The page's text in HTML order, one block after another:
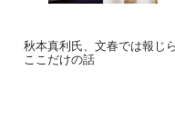
秋本真利氏、文春では報じ
ここだけの話